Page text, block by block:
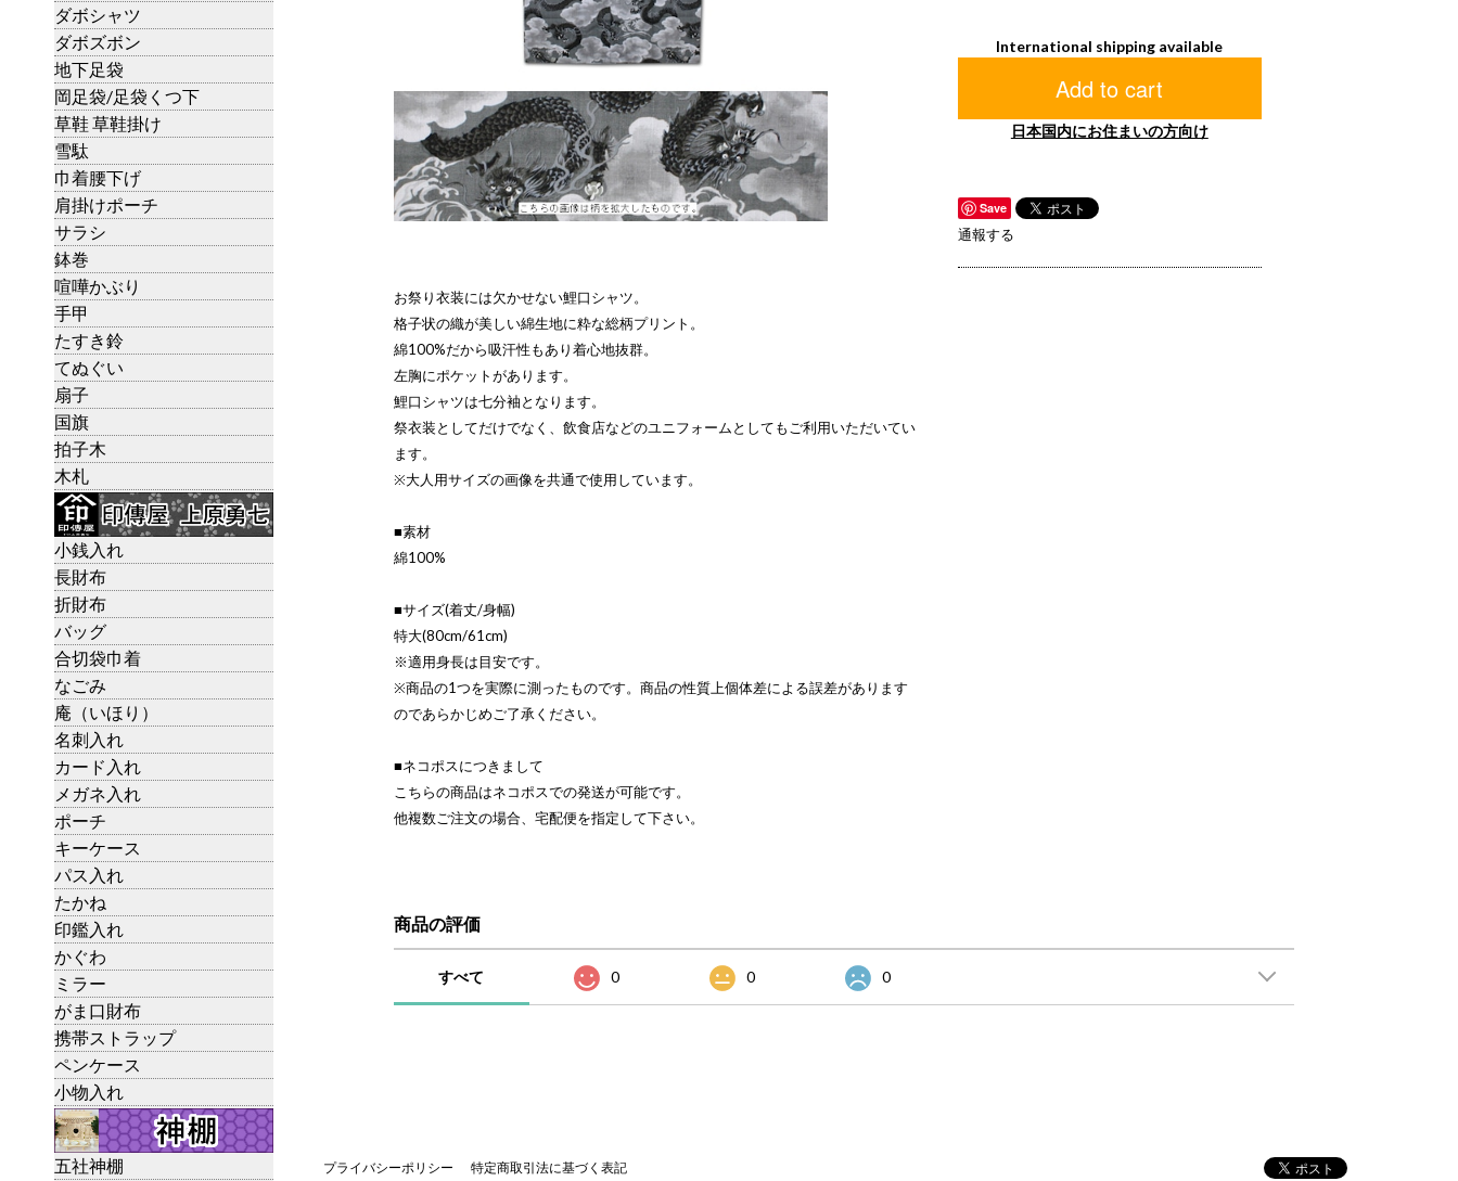
ダボシャツ
ダボズボン
地下足袋
岡足袋/足袋くつ下
草鞋 草鞋掛け
雪駄
巾着腰下げ
肩掛けポーチ
サラシ
鉢巻
喧嘩かぶり
手甲
たすき鈴
てぬぐい
扇子
国旗
拍子木
木札
小銭入れ
長財布
折財布
バッグ
合切袋巾着
なごみ
庵（いほり）
名刺入れ
カード入れ
メガネ入れ
ポーチ
キーケース
パス入れ
たかね
印鑑入れ
かぐわ
ミラー
がま口財布
携帯ストラップ
ペンケース
小物入れ
五社神棚
お祭り衣装には欠かせない鯉口シャツ。
格子状の織が美しい綿生地に粋な総柄プリント。
綿100%だから吸汗性もあり着心地抜群。
左胸にポケットがあります。
鯉口シャツは七分袖となります。
祭衣装としてだけでなく、飲食店などのユニフォームとしてもご利用いただいてい
ます。
※大人用サイズの画像を共通で使用しています。
■素材
綿100%
■サイズ(着丈/身幅)
特大(80cm/61cm)
※適用身長は目安です。
※商品の1つを実際に測ったものです。商品の性質上個体差による誤差があります
のであらかじめご了承ください。
■ネコポスにつきまして
こちらの商品はネコポスでの発送が可能です。
他複数ご注文の場合、宅配便を指定して下さい。
International shipping available
Add to cart
日本国内にお住まいの方向け
Save
通報する
商品の評価
すべて 0 0 0
プライバシーポリシー 特定商取引法に基づく表記